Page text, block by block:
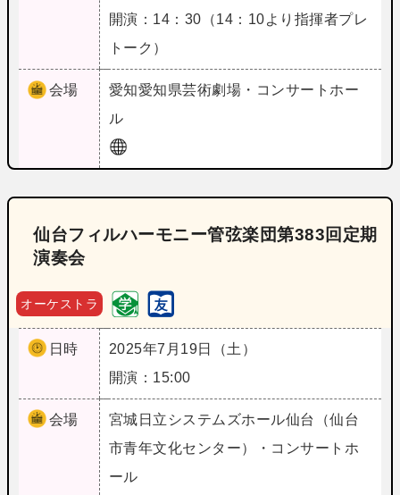
開演：14：30（14：10より指揮者プレ
トーク）
会場 愛知愛知県芸術劇場・コンサートホー
ル
仙台フィルハーモニー管弦楽団第383回定期
演奏会
オーケストラ
日時
2025年7月19日（土）
開演：15:00
会場 宮城 日立システムズホール仙台（仙台
市青年文化センター）・コンサートホ
ール